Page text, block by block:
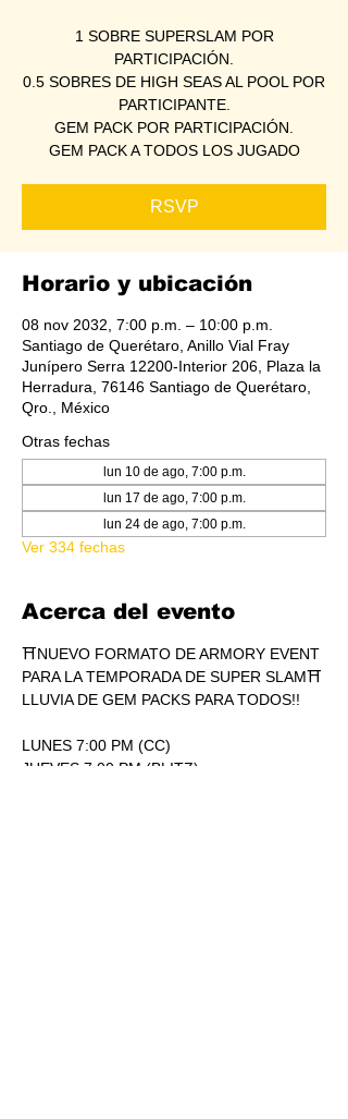
1 SOBRE SUPERSLAM POR
PARTICIPACIÓN.
0.5 SOBRES DE HIGH SEAS AL POOL POR
PARTICIPANTE.
GEM PACK POR PARTICIPACIÓN.
GEM PACK A TODOS LOS JUGADO
RSVP
Horario y ubicación
08 nov 2032, 7:00 p.m. – 10:00 p.m.
Santiago de Querétaro, Anillo Vial Fray
Junípero Serra 12200-Interior 206, Plaza la
Herradura, 76146 Santiago de Querétaro,
Qro., México
Otras fechas
lun 10 de ago, 7:00 p.m.
lun 17 de ago, 7:00 p.m.
lun 24 de ago, 7:00 p.m.
Ver 334 fechas
Acerca del evento
⛩NUEVO FORMATO DE ARMORY EVENT
PARA LA TEMPORADA DE SUPER SLAM⛩
LLUVIA DE GEM PACKS PARA TODOS!!
LUNES 7:00 PM (CC)
JUEVES 7:00 PM (BLITZ)